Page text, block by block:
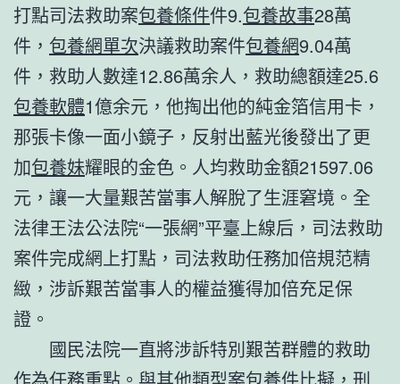
打點司法救助案包養條件件9.包養故事28萬
件， 包養網單次決議救助案件包養網9.04萬
件，救助人數達12.86萬余人，救助總額達25.6
包養軟體1億余元，他掏出他的純金箔信用卡，
那張卡像一面小鏡子，反射出藍光後發出了更
加包養妹耀眼的金色。人均救助金額21597.06
元，讓一大量艱苦當事人解脫了生涯窘境。全
法律王法公法院“一張網”平臺上線后，司法救助
案件完成網上打點，司法救助任務加倍規范精
緻，涉訴艱苦當事人的權益獲得加倍充足保
證。
國民法院一直將涉訴特別艱苦群體的救助
作為任務重點。與其他類型案包養件比擬，刑